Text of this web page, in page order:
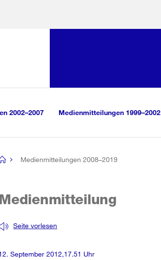
2002–2007 Medienmitteilungen 1999–2002
Medienmitteilungen 2008–2019
Seite vorlesen
September 2012,17.51 Uhr